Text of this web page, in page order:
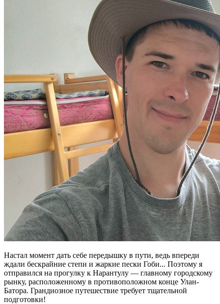
Настал момент дать себе передышку в пути, ведь впереди
ждали бескрайние степи и жаркие пески Гоби... Поэтому я
отправился на прогулку к Нарантулу — главному городскому
рынку, расположенному в противоположном конце Улан-
Батора. Грандиозное путешествие требует тщательной
подготовки!